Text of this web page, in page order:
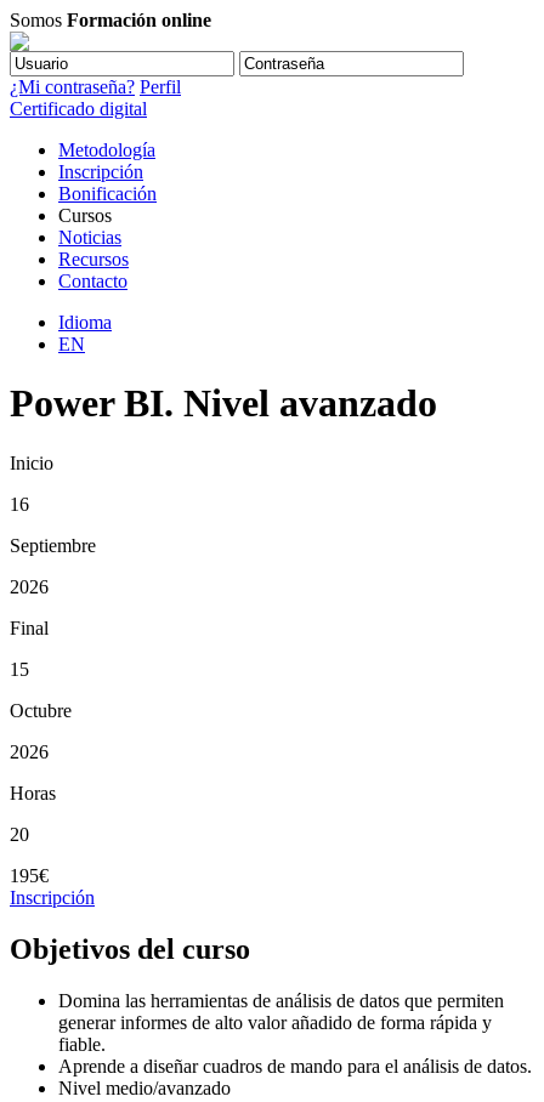
Somos Formación online
¿Mi contraseña? Perfil
Certificado digital
Metodología
Inscripción
Bonificación
Cursos
Noticias
Recursos
Contacto
Idioma
EN
Power BI. Nivel avanzado
Inicio
16
Septiembre
2026
Final
15
Octubre
2026
Horas
20
195€
Inscripción
Objetivos del curso
Domina las herramientas de análisis de datos que permiten
generar informes de alto valor añadido de forma rápida y
fiable.
Aprende a diseñar cuadros de mando para el análisis de datos.
Nivel medio/avanzado